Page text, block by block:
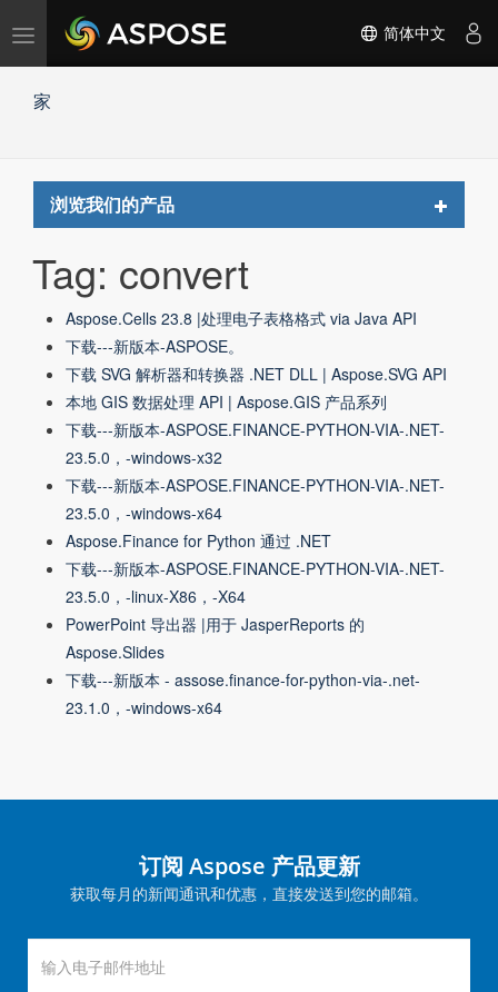
切
航
简体中文
家
浏览我们的产品
Toggle
Tag: convert
Aspose.Cells 23.8 |处理电子表格格式 via Java API
下载---新版本-ASPOSE。
下载 SVG 解析器和转换器 .NET DLL | Aspose.SVG API
本地 GIS 数据处理 API | Aspose.GIS 产品系列
下载---新版本-ASPOSE.FINANCE-PYTHON-VIA-.NET-
23.5.0，-windows-x32
下载---新版本-ASPOSE.FINANCE-PYTHON-VIA-.NET-
23.5.0，-windows-x64
Aspose.Finance for Python 通过 .NET
下载---新版本-ASPOSE.FINANCE-PYTHON-VIA-.NET-
23.5.0，-linux-X86，-X64
PowerPoint 导出器 |用于 JasperReports 的
Aspose.Slides
下载---新版本 - assose.finance-for-python-via-.net-
23.1.0，-windows-x64
订阅 Aspose 产品更新
获取每月的新闻通讯和优惠，直接发送到您的邮箱。